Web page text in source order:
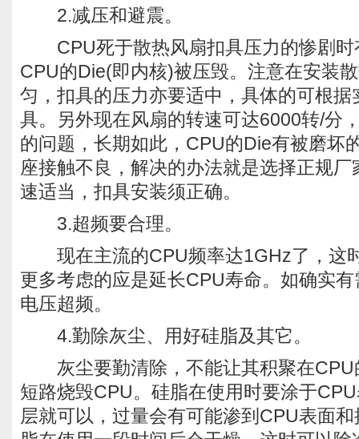
2.减压和避震。
CPU死于散热风扇扣具压力的惨剧时
CPU的Die(即内核)被压毁。注意在安装
匀，扣具的压力亦要适中，具体的可根
具。另外现在风扇的转速可达6000转/分
的问题，长期如此，CPU的Die有被磨坏
座接触不良，解决的办法就是选择正规
速适当，扣具安装须正确。
3.超频要合理。
现在主流的CPU频率达1GHz了，这
更多考虑的应是延长CPU寿命。如确实
电压超频。
4.勤除灰尘、用好硅脂及其它。
灰尘要勤清除，不能让其积聚在CPU
短路烧毁CPU。硅脂在使用时要涂于
层就可以，过量会有可能渗到CPU表面